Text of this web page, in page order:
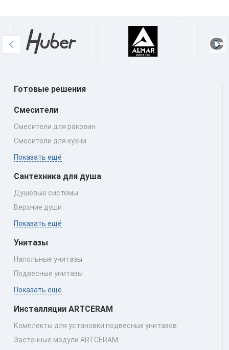
Готовые решения
Смесители
Смесители для раковин
Смесители для кухни
Показать ещё
Сантехника для душа
Душевые системы
Верхние души
Показать ещё
Унитазы
Напольные унитазы
Подвесные унитазы
Показать ещё
Инсталляции ARTCERAM
Комплекты для установки подвесных унитазов
Застенные модули ARTCERAM